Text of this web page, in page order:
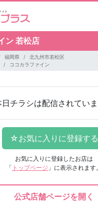
ン 若松店
福岡県
北九州市若松区
ココカラファイン
日チラシは配信されてい
お気に入りに登録したお店は
「 トップページ 」に表示されます。
公式店舗ページを開く